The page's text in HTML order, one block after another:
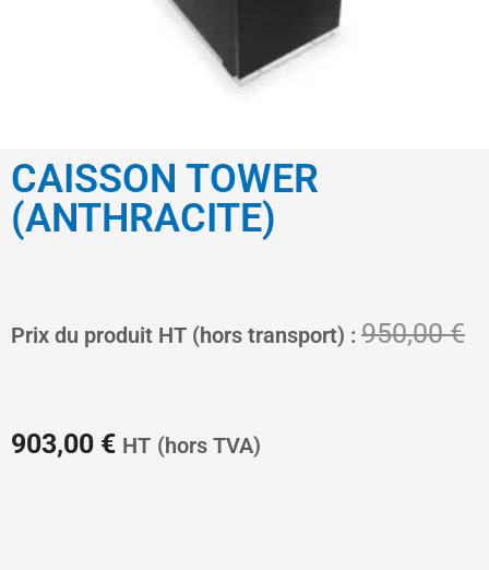
CAISSON TOWER
(ANTHRACITE)
Prix du produit HT (hors transport) : 950,00€
903,00 €
Le
prix
HT (hors TVA)